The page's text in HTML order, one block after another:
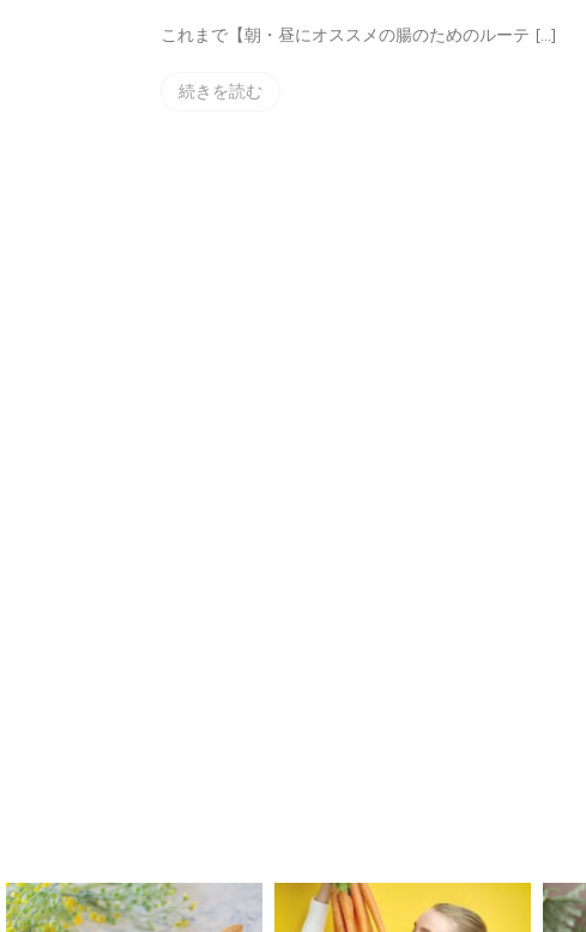
これまで【朝・昼にオススメの腸のためのルーテ […]
続きを読む